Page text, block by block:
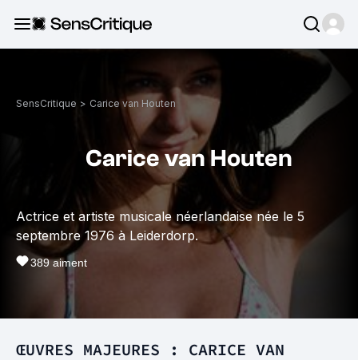
SensCritique > Carice van Houten
Carice van Houten
Actrice et artiste musicale néerlandaise née le 5
septembre 1976 à Leiderdorp.
389aiment
ŒUVRES MAJEURES : CARICE VAN